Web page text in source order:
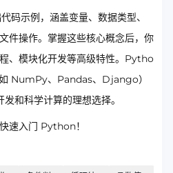
码示例，涵盖变量、数据类型、
件操作。掌握这些核心概念后，你
、模块化开发等高级特性。Pytho
NumPy、Pandas、Django）
和科学计算的理想选择。
速入门 Python！